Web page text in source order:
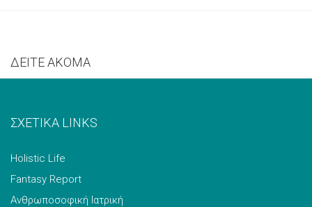
ΔΕΙΤΕ ΑΚΟΜΑ
ΣΧΕΤΙΚΑ LINKS
Holistic Life
Fantasy Report
Ανθρωποσοφική Ιατρική